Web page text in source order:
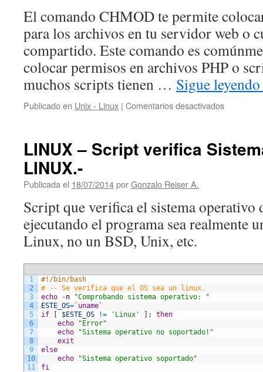
El comando CHMOD te permite
para los archivos en tu servidor web o
compartido. Este comando es
colocar permisos en archivos PHP o
muchos scripts tienen … Sigue leyendo
Publicado en Unix - Linux | Comentarios desactivadosen
en
Unix
y
LINUX – Script verifica
LINUX.-
Publicada el 18/07/2014porGonzalo Reiser A.
Script que verifica el sistema operativo
ejecutando el programa sea realmente
Linux, no un BSD, Unix, etc.
1
2
3
4
5
6
7
8
9
10
11
#!/bin/bash
# -- Se verifica que el OS sea un linux.
echo
-n
"Comprobando sistema operativo: "
ESTE_OS= ` uname `
if
$ESTE_OS != 'Linux' ;
then
echo
"Error"
echo
"Sistema operativo no soportado!"
exit
else
echo
"Sistema operativo soportado"
fi